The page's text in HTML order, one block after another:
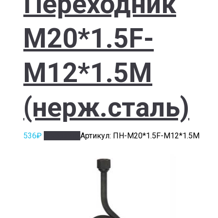
M20*1.5F-
M12*1.5M
(нерж.сталь)
536₽ Артикул: ПН-M20*1.5F-M12*1.5M